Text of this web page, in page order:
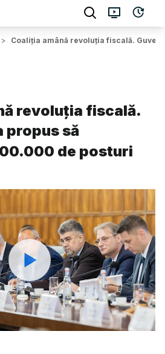
> Coaliția amână revoluția fiscală.
revoluția fiscală.
propus să
de posturi
Watch